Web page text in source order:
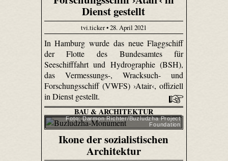
Dienst gestellt
tvi.ticker • 28. April 2021
In Hamburg wurde das neue Flaggschiff
der Flotte des Bundesamtes für
Seeschifffahrt und Hydrographie (BSH),
das Vermessungs-, Wracksuch- und
Forschungsschiff (VWFS) ›Atair‹, offiziell
in Dienst gestellt.
BAU & ARCHITEKTUR
Foto: Darmon Richter/Buzludzha Project
Foundation
Ikone der sozialistischen
Architektur